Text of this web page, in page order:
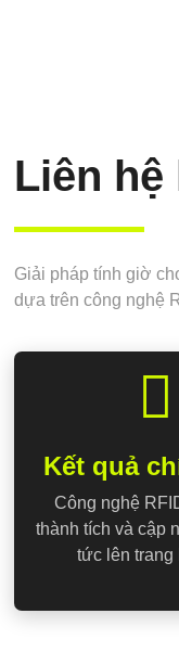
Liên
Giải pháp tính giờ
dựa trên công nghệ
Kết quả
Công nghệ
thành tích và cập
tức lên trang